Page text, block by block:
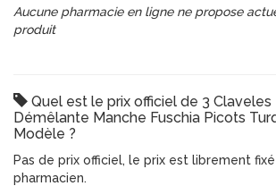
Aucune pharmacie en ligne ne propose
produit
Quel est le prix officiel de 3 Claveles
Démêlante Manche Fuschia Picots
Modèle ?
Pas de prix officiel, le prix est librement
pharmacien.